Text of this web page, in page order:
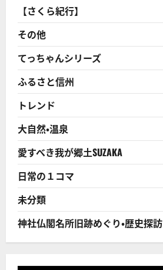
の
巨
大
パ
ー
ム
ー
ン」
が
出
は
約
20
年
後
だ
か
ら
し
た
ら
か
【さくら紀行】
その他
てっちゃんシリーズ
ふるさと信州
トレンド
大自然・温泉
愛すべき我が郷土SUZAKA
日常の１コマ
未分類
神社仏閣名所旧跡めぐり・歴史探訪